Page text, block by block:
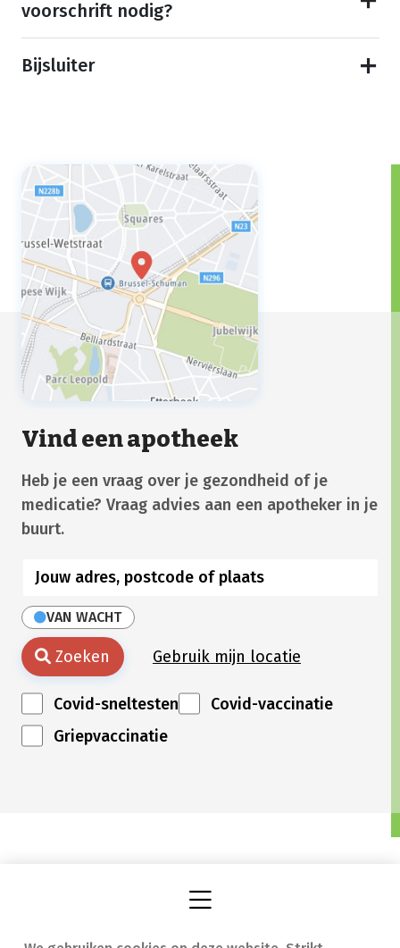
voorschrift nodig?
Bijsluiter
Vind een apotheek
Heb je een vraag over je gezondheid of je
medicatie? Vraag advies aan een apotheker in je
buurt.
VAN WACHT
Zoeken Gebruik mijn locatie
Covid-sneltesten
Covid-vaccinatie
Griepvaccinatie